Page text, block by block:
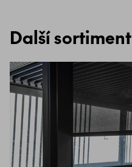
Další sortiment